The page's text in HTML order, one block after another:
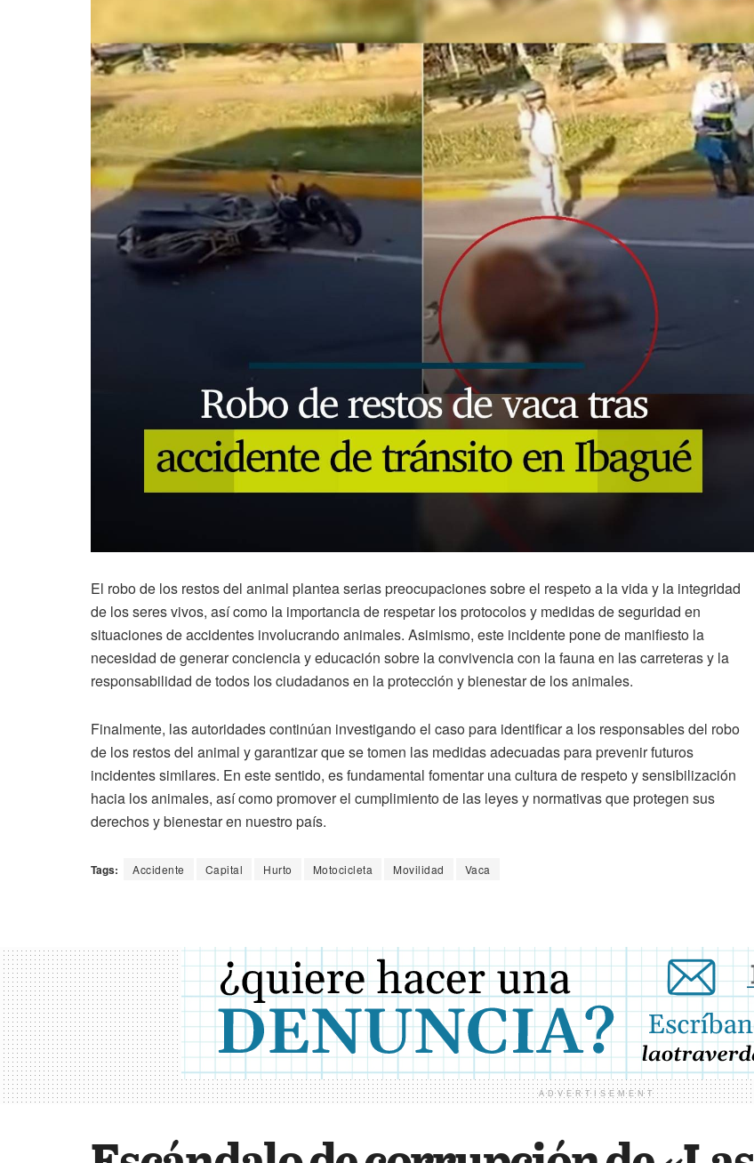
El robo de los restos del animal plantea serias preocupaciones sobre el respeto a la vida y la integridad
de los seres vivos, así como la importancia de respetar los protocolos y medidas de seguridad en
situaciones de accidentes involucrando animales. Asimismo, este incidente pone de manifiesto la
necesidad de generar conciencia y educación sobre la convivencia con la fauna en las carreteras y la
responsabilidad de todos los ciudadanos en la protección y bienestar de los animales.
Finalmente, las autoridades continúan investigando el caso para identificar a los responsables del robo
de los restos del animal y garantizar que se tomen las medidas adecuadas para prevenir futuros
incidentes similares. En este sentido, es fundamental fomentar una cultura de respeto y sensibilización
hacia los animales, así como promover el cumplimiento de las leyes y normativas que protegen sus
derechos y bienestar en nuestro país.
Tags: Accidente Capital Hurto Motocicleta Movilidad Vaca
ADVERTISEMENT